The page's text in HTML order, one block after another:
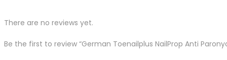
There are no reviews yet.
Be the first to review “German Toenailplus NailProp Anti